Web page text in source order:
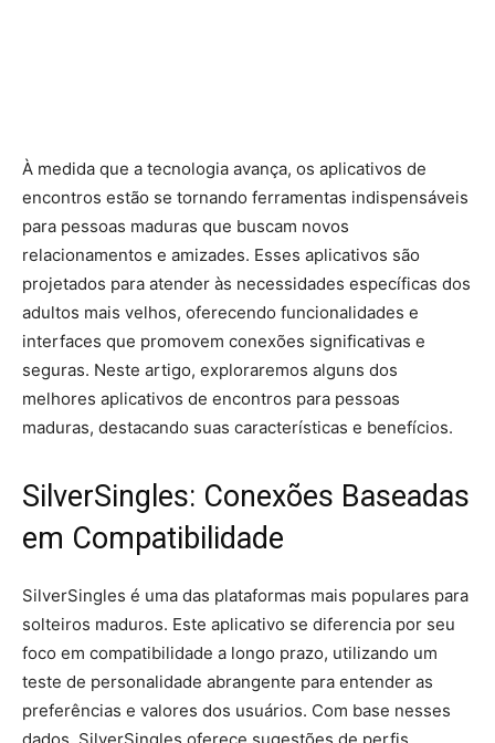
À medida que a tecnologia avança, os aplicativos de
encontros estão se tornando ferramentas indispensáveis
para pessoas maduras que buscam novos
relacionamentos e amizades. Esses aplicativos são
projetados para atender às necessidades específicas dos
adultos mais velhos, oferecendo funcionalidades e
interfaces que promovem conexões significativas e
seguras. Neste artigo, exploraremos alguns dos
melhores aplicativos de encontros para pessoas
maduras, destacando suas características e benefícios.
SilverSingles: Conexões Baseadas
em Compatibilidade
SilverSingles é uma das plataformas mais populares para
solteiros maduros. Este aplicativo se diferencia por seu
foco em compatibilidade a longo prazo, utilizando um
teste de personalidade abrangente para entender as
preferências e valores dos usuários. Com base nesses